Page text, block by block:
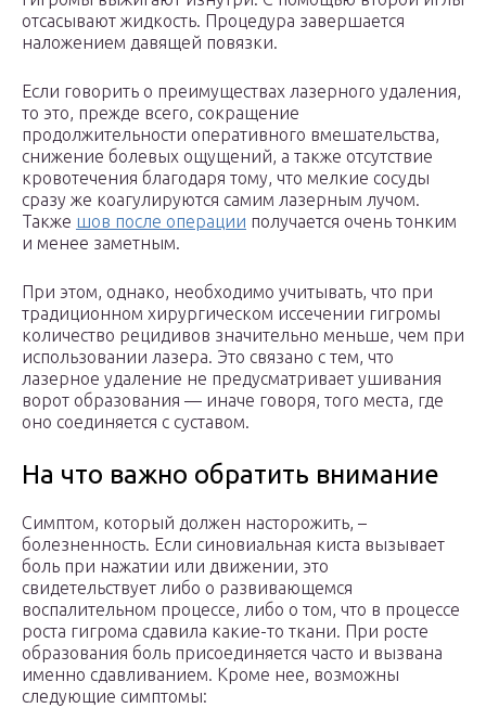
отсасывают жидкость. Процедура завершается
наложением давящей повязки.
Если говорить о преимуществах лазерного удаления,
то это, прежде всего, сокращение
продолжительности оперативного вмешательства,
снижение болевых ощущений, а также отсутствие
кровотечения благодаря тому, что мелкие сосуды
сразу же коагулируются самим лазерным лучом.
Также шов после операции получается очень тонким
и менее заметным.
При этом, однако, необходимо учитывать, что при
традиционном хирургическом иссечении гигромы
количество рецидивов значительно меньше, чем при
использовании лазера. Это связано с тем, что
лазерное удаление не предусматривает ушивания
ворот образования — иначе говоря, того места, где
оно соединяется с суставом.
На что важно обратить внимание
Симптом, который должен насторожить, –
болезненность. Если синовиальная киста вызывает
боль при нажатии или движении, это
свидетельствует либо о развивающемся
воспалительном процессе, либо о том, что в процессе
роста гигрома сдавила какие-то ткани. При росте
образования боль присоединяется часто и вызвана
именно сдавливанием. Кроме нее, возможны
следующие симптомы: